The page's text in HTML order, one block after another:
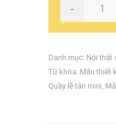
-
Danh mục: Nội thất
Từ khóa: Mẫu thiết
Quầy lễ tân mini,